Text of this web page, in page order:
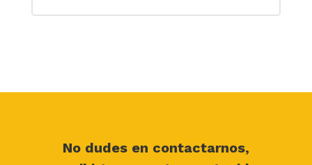
No dudes en contactarnos,